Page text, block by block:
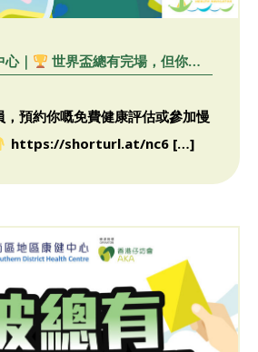
｜
世界盃總有完場，但你嘅
！】
，預約你嘅免費健康評估或參加慢
https://shorturl.at/nc6 […]